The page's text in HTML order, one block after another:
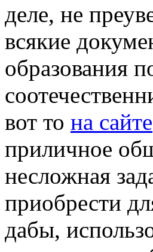
дeлe, не
всякие
образования
вот то на сайте
приличное
несложная
приобрести
дабы,